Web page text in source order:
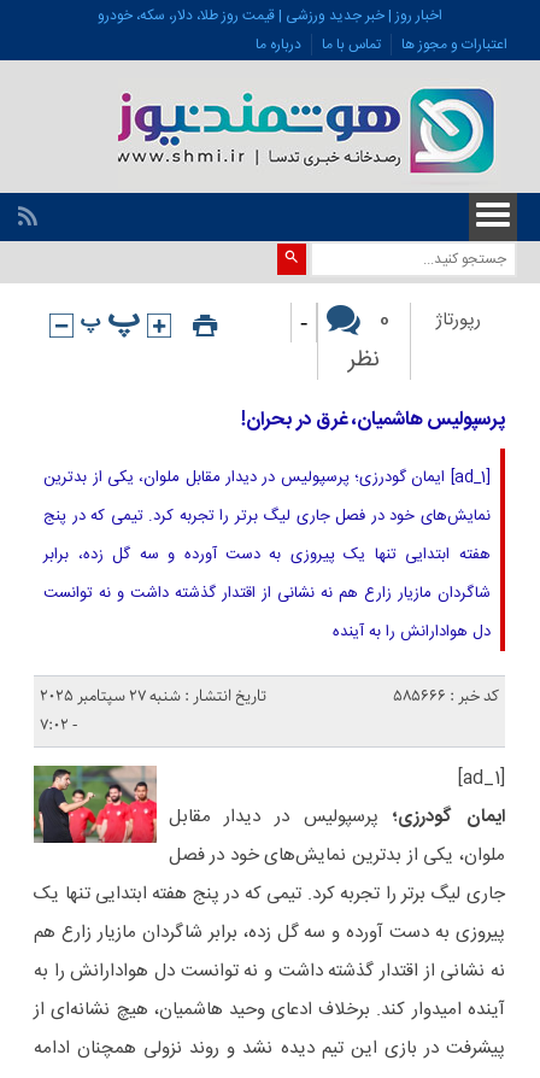
اخبار روز | خبر جدید ورزشی | قیمت روز طلا، دلار، سکه، خودرو
اعتبارات و مجوز ها
تماس با ما درباره ما
رپورتاژ
0
نظر
-
پرسپولیس هاشمیان، غرق در بحران!
[ad_1] ایمان گودرزی؛ پرسپولیس در دیدار مقابل ملوان، یکی از بدترین
نمایش‌های خود در فصل جاری لیگ برتر را تجربه کرد. تیمی که در پنج
هفته ابتدایی تنها یک پیروزی به دست آورده و سه گل زده، برابر
شاگردان مازیار زارع هم نه نشانی از اقتدار گذشته داشت و نه توانست
دل هوادارانش را به آینده
کد خبر : 585666
تاریخ انتشار : شنبه 27 سپتامبر 2025
- 7:02
[ad_1]
ایمان گودرزی؛ پرسپولیس در دیدار مقابل
ملوان، یکی از بدترین نمایش‌های خود در فصل
جاری لیگ برتر را تجربه کرد. تیمی که در پنج هفته ابتدایی تنها یک
پیروزی به دست آورده و سه گل زده، برابر شاگردان مازیار زارع هم
نه نشانی از اقتدار گذشته داشت و نه توانست دل هوادارانش را به
آینده امیدوار کند. برخلاف ادعای وحید هاشمیان، هیچ نشانه‌ای از
پیشرفت در بازی این تیم دیده نشد و روند نزولی همچنان ادامه